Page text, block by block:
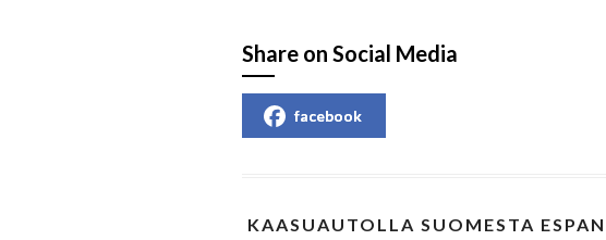
Share on Social Media
facebook
KAASUAUTOLLA SUOMESTA